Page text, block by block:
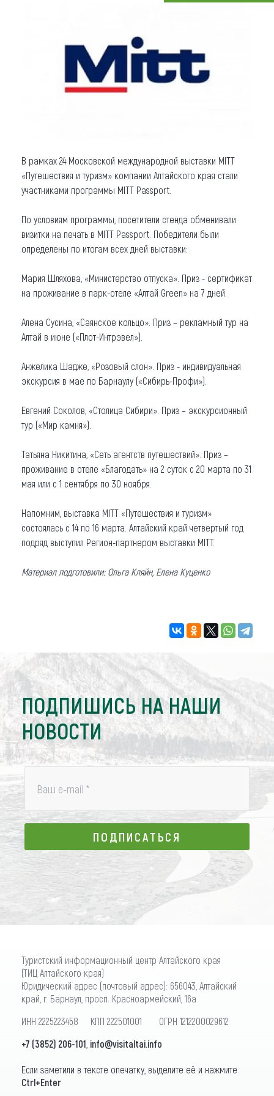
О регионе
Коллекция впечатлений
В рамках 24 Московской международной выставки MITT
«Путешествия и туризм» компании Алтайского края стали
участниками программы MITT Passport.
По условиям программы, посетители стенда обменивали
визитки на печать в MITT Passport. Победители были
определены по итогам всех дней выставки:
Мария Шляхова, «Министерство отпуска». Приз - сертификат
на проживание в парк-отеле «Алтай Green» на 7 дней.
Алена Сусина, «Саянское кольцо». Приз – рекламный тур на
Алтай в июне («Плот-Интрэвел»).
Анжелика Шадже, «Розовый слон». Приз - индивидуальная
экскурсия в мае по Барнаулу («Сибирь-Профи»).
Евгений Соколов, «Столица Сибири». Приз – экскурсионный
тур («Мир камня»).
Татьяна Никитина, «Сеть агентств путешествий». Приз –
проживание в отеле «Благодать» на 2 суток с 20 марта по 31
мая или с 1 сентября по 30 ноября.
Напомним, выставка MITT «Путешествия и туризм»
состоялась с 14 по 16 марта. Алтайский край четвертый год
подряд выступил Регион-партнером выставки MITT.
Материал подготовили: Ольга Кляйн, Елена Куценко
ПОДПИШИСЬ НА НАШИ
НОВОСТИ
Ваш e-mail *
ПОДПИСАТЬСЯ
ПОДПИСАТЬСЯ
Туристский информационный центр Алтайского края
(ТИЦ Алтайского края)
Юридический адрес (почтовый адрес): 656043, Алтайский
край, г. Барнаул, просп. Красноармейский, 16а
ИНН 2225223458 КПП 222501001 ОГРН 1212200029612
+7 (3852) 206-101 info@visitaltai.info
Если заметили в тексте опечатку, выделите её и нажмите
Ctrl+Enter